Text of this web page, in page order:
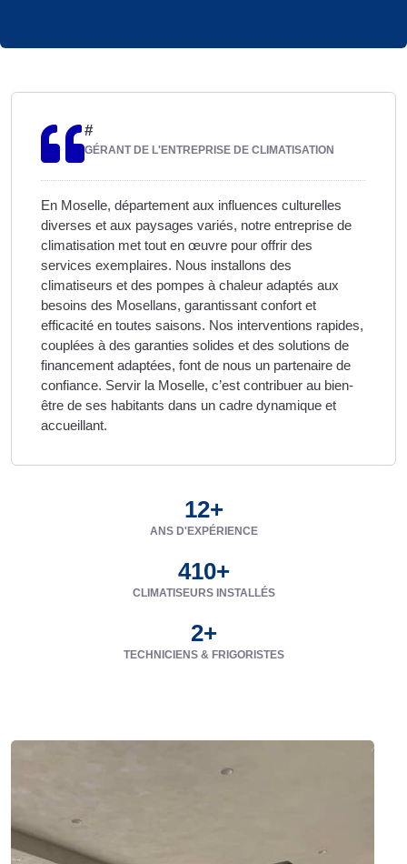
#
GÉRANT DE L'ENTREPRISE DE CLIMATISATION
En Moselle, département aux influences culturelles
diverses et aux paysages variés, notre entreprise de
climatisation met tout en œuvre pour offrir des
services exemplaires. Nous installons des
climatiseurs et des pompes à chaleur adaptés aux
besoins des Mosellans, garantissant confort et
efficacité en toutes saisons. Nos interventions rapides,
couplées à des garanties solides et des solutions de
financement adaptées, font de nous un partenaire de
confiance. Servir la Moselle, c’est contribuer au bien-
être de ses habitants dans un cadre dynamique et
accueillant.
ANS D'EXPÉRIENCE
12+
CLIMATISEURS INSTALLÉS
410+
TECHNICIENS & FRIGORISTES
2+